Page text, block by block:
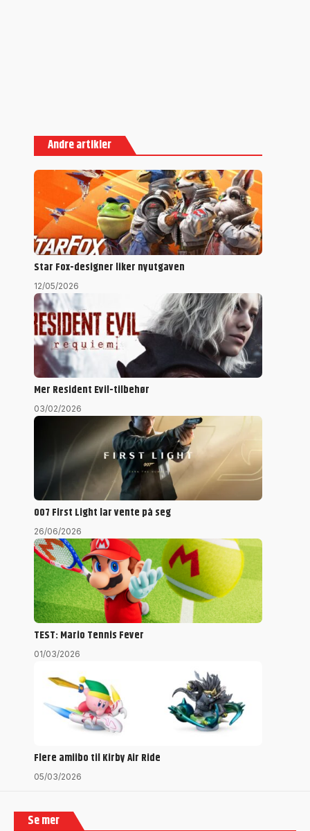
Andre artikler
Star Fox-designer liker nyutgaven
12/05/2026
Mer Resident Evil-tilbehør
03/02/2026
007 First Light lar vente på seg
26/06/2026
TEST: Mario Tennis Fever
01/03/2026
Flere amiibo til Kirby Air Ride
05/03/2026
Se mer